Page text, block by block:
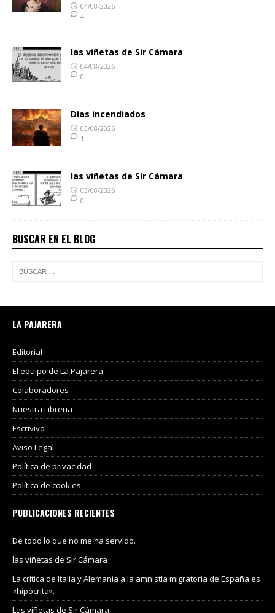
04/08/2026
4
las viñetas de Sir Cámara
04/08/2026
0
Días incendiados
03/08/2026
1
las viñetas de Sir Cámara
03/08/2026
0
BUSCAR EN EL BLOG
LA PAJARERA
Editorial
El equipo de La Pajarera
Colaboradores
Nuestra Libreria
Escrivivo
Aviso Legal
Política de privacidad
Política de cookies
PUBLICACIONES RECIENTES
De todo lo que no me ha servido.
las viñetas de Sir Cámara
La crítica de Italia y Alemania a la amnistía migratoria de España es
«hipócrita».
Las viñetas de Sir Cámara